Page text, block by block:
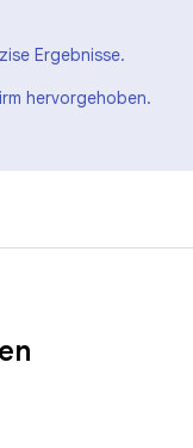
Ergebnisse.
hervorgehoben.